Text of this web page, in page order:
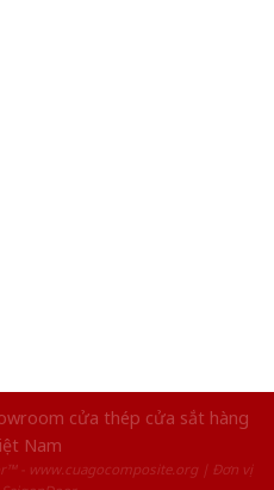
cửa thép cửa sắt hàng
Nam
- www.cuagocomposite.org | Đơn vị